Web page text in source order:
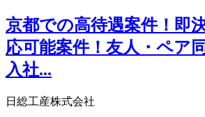
京都での高待遇案件！即
応可能案件！友人・ペア
入社...
日総工産株式会社